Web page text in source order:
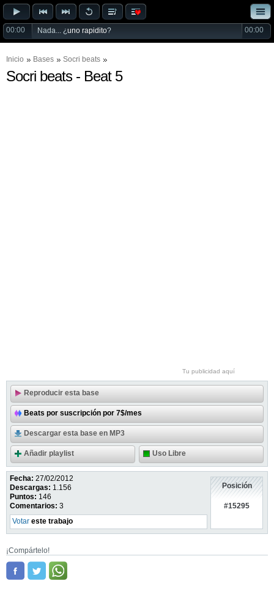
00:00 Nada... ¿uno rapidito? 00:00
Inicio Bases Socri beats
Socri beats - Beat 5
Tu publicidad aquí
Reproducir esta base
Beats por suscripción por 7$/mes
Descargar esta base en MP3
Añadir playlist Uso Libre
Fecha: 27/02/2012
Descargas: 1.156
Puntos: 146
Comentarios: 3
Votar este trabajo
Posición
#15295
¡Compártelo!